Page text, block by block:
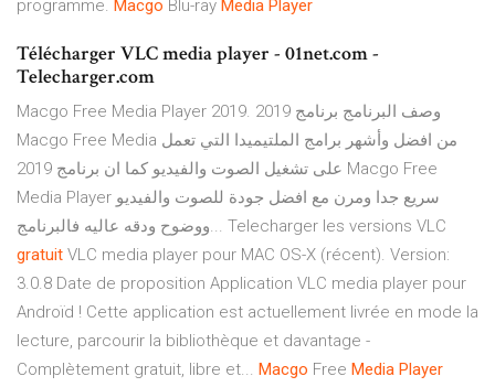
programme. Macgo Blu-ray Media Player
Télécharger VLC media player - 01net.com -
Telecharger.com
Macgo Free Media Player 2019. وصف البرنامج برنامج 2019
Macgo Free Media من افضل وأشهر برامج الملتيميدا التي تعمل
على تشغيل الصوت والفيديو كما ان برنامج 2019 Macgo Free
Media Player سريع جدا ومرن مع افضل جودة للصوت والفيديو
ووضوح ودقه عاليه فالبرنامج... Telecharger les versions VLC
gratuit VLC media player pour MAC OS-X (récent). Version:
3.0.8 Date de proposition Application VLC media player pour
Androïd ! Cette application est actuellement livrée en mode la
lecture, parcourir la bibliothèque et davantage -
Complètement gratuit, libre et... Macgo Free Media Player